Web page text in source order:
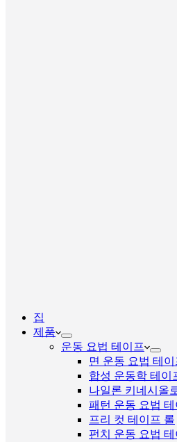
집
제품
운동 요법 테이프
면 운동 요법 테이
합성 운동학 테이
나일론 키네시올
패턴 운동 요법 테
프리 컷 테이프 롤
펀치 운동 요법 테